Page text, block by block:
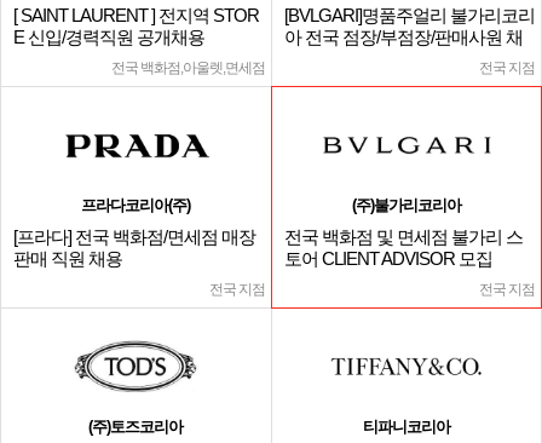
[ SAINT LAURENT ] 전지역 STOR
E 신입/경력직원 공개채용
전국 백화점,아울렛,면세점
[BVLGARI]명품주얼리 불가리코리
아 전국 점장/부점장/판매사원 채
전국 지점
프라다코리아(주)
[프라다] 전국 백화점/면세점 매장
판매 직원 채용
전국 지점
(주)불가리코리아
전국 백화점 및 면세점 불가리 스
토어 CLIENT ADVISOR 모집
전국 지점
(주)토즈코리아 티파니코리아